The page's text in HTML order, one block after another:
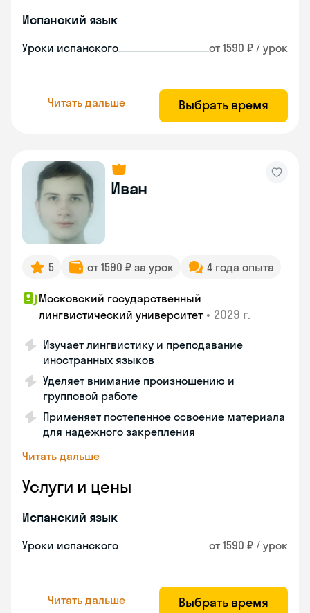
Испанский язык
Уроки испанского от 1590 ₽ / урок
Читать дальше Выбрать время
Иван
5 от 1590 ₽ за урок 4 года опыта
Московский государственный
лингвистический университет • 2029 г.
Изучает лингвистику и преподавание
иностранных языков
Уделяет внимание произношению и
групповой работе
Применяет постепенное освоение материала
для надежного закрепления
Читать дальше
Услуги и цены
Испанский язык
Уроки испанского от 1590 ₽ / урок
Читать дальше Выбрать время